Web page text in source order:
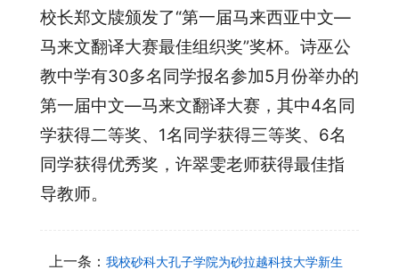
校长郑文牍颁发了“第一届马来西亚中文—
马来文翻译大赛最佳组织奖”奖杯。诗巫公
教中学有30多名同学报名参加5月份举办的
第一届中文—马来文翻译大赛，其中4名同
学获得二等奖、1名同学获得三等奖、6名
同学获得优秀奖，许翠雯老师获得最佳指
导教师。
上一条： 我校砂科大孔子学院为砂拉越科技大学新生